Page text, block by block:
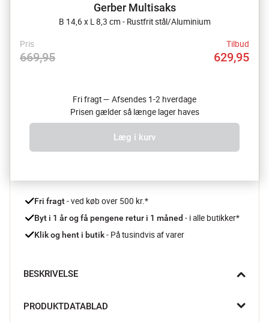
Gerber Multisaks
B 14,6 x L 8,3 cm - Rustfrit stål/Aluminium
Pris
669,95
Tilbud
629,95
Fri fragt — Afsendes 1-2 hverdage
Prisen gælder så længe lager haves
Læg i kurv
Fri fragt - ved køb over 500 kr.*
Byt i 1 år og få pengene retur i 1 måned - i alle butikker*
Klik og hent i butik - På tusindvis af varer
BESKRIVELSE
nødvendig, når du skal på campingtur, telttur eller måske bare
PRODUKTDATABLAD